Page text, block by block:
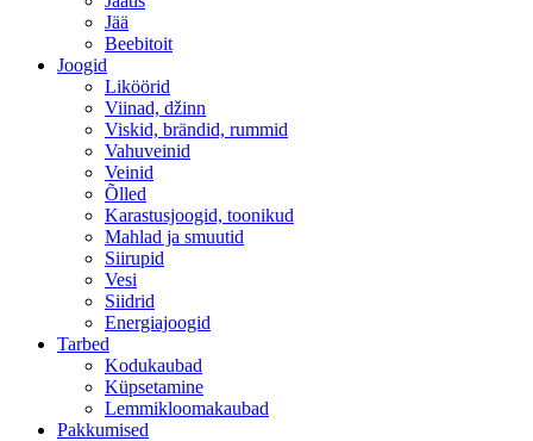
Jää
Beebitoit
Joogid
Liköörid
Viinad, džinn
Viskid, brändid, rummid
Vahuveinid
Veinid
Õlled
Karastusjoogid, toonikud
Mahlad ja smuutid
Siirupid
Vesi
Siidrid
Energiajoogid
Tarbed
Kodukaubad
Küpsetamine
Lemmikloomakaubad
Pakkumised